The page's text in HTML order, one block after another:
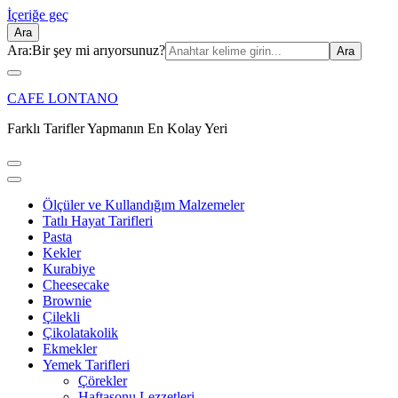
İçeriğe geç
Ara
Ara:Bir şey mi arıyorsunuz?
CAFE LONTANO
Farklı Tarifler Yapmanın En Kolay Yeri
Ölçüler ve Kullandığım Malzemeler
Tatlı Hayat Tarifleri
Pasta
Kekler
Kurabiye
Cheesecake
Brownie
Çilekli
Çikolatakolik
Ekmekler
Yemek Tarifleri
Çörekler